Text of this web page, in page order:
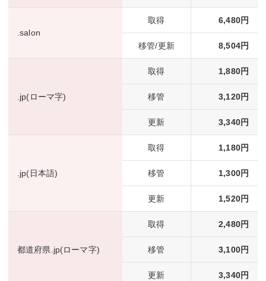
.salon
取得 6,480円
移管/更新 8,504円
.jp(ローマ字)
取得 1,880円
移管 3,120円
更新 3,340円
.jp(日本語)
取得 1,180円
移管 1,300円
更新 1,520円
都道府県.jp(ローマ字)
取得 2,480円
移管 3,100円
更新 3,340円